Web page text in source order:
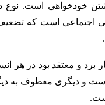
خودخواهی است.
اجتماعی است که
برد و معتقد بود در هر
است و دیگری معطوف به